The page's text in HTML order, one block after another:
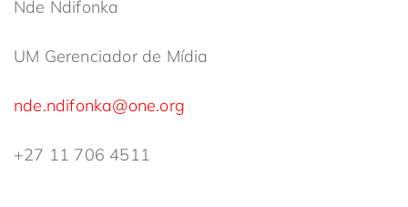
Nde Ndifonka
UM Gerenciador de Mídia
nde.ndifonka@one.org
+27 11 706 4511